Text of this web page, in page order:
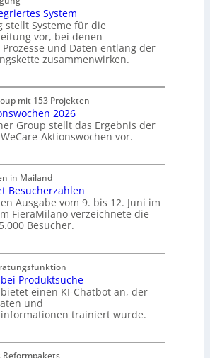
System
stellt Systeme für die
vor, bei denen
und Daten entlang der
zusammenwirken.
mit 153 Projekten
2026
Group stellt das Ergebnis der
Aktionswochen vor.
in Mailand
Besucherzahlen
Ausgabe vom 9. bis 12. Juni im
FieraMilano verzeichnete die
Besucher.
Produktsuche
einen KI-Chatbot an, der
und
trainiert wurde.